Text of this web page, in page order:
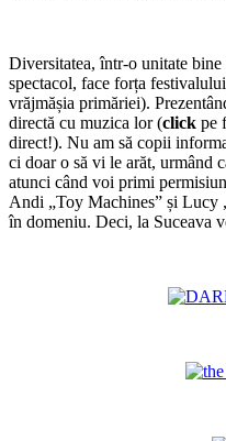
Diversitatea, într-o unitate
spectacol, face forța
vrăjmășia primăriei).
directă cu muzica lor (click pe
direct!). Nu am să copii
ci doar o să vi le arăt, urmând
atunci când voi primi
Andi „Toy Machines” și Lucy
în domeniu. Deci, la Suceava